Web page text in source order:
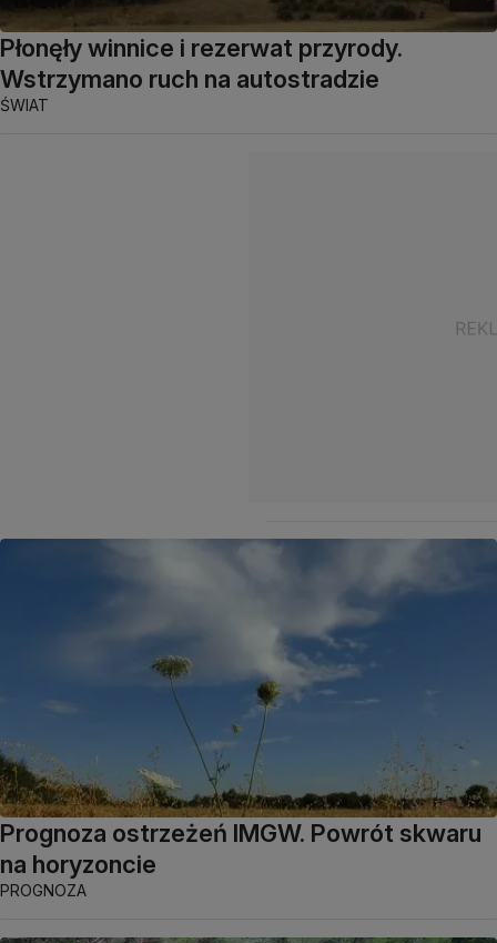
Płonęły winnice i rezerwat przyrody.
Wstrzymano ruch na autostradzie
ŚWIAT
Prognoza ostrzeżeń IMGW. Powrót skwaru
na horyzoncie
PROGNOZA